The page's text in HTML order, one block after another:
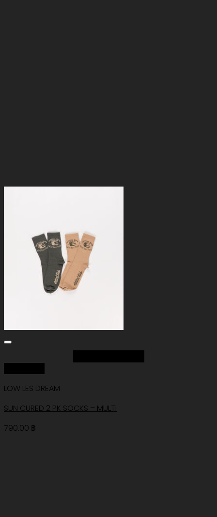
LOW LES DREAM
SUN CURED 2 PK SOCKS – MULTI
790.00 ฿